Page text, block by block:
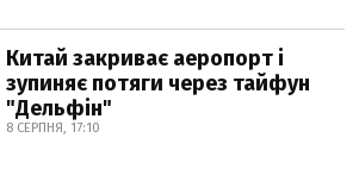
Китай закриває аеропорт і
зупиняє потяги через тайфун
"Дельфін"
8 СЕРПНЯ, 17:10